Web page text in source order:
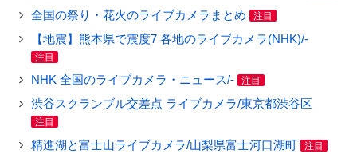
全国の祭り・花火のライブカメラまとめ 注目
【地震】熊本県で震度7 各地のライブカメラ(NHK)/-
注目
NHK 全国のライブカメラ・ニュース/- 注目
渋谷スクランブル交差点 ライブカメラ/東京都渋谷区
注目
精進湖と富士山ライブカメラ/山梨県富士河口湖町 注目